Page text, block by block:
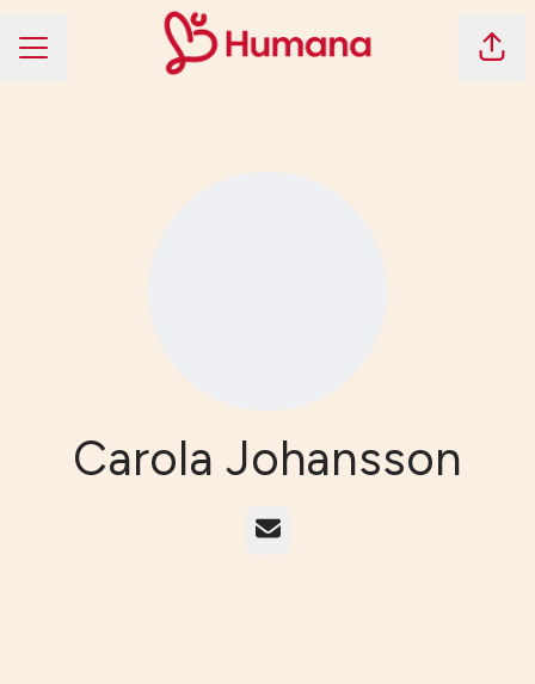
KARRIÄRMENY Dela
Carola Johansson
E-post